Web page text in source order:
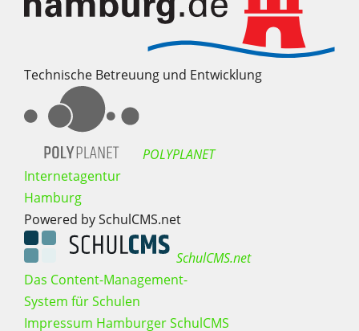
Technische Betreuung und Entwicklung
POLYPLANET
Internetagentur
Hamburg
Powered by SchulCMS.net
SchulCMS.net
Das Content-Management-
System für Schulen
Impressum Hamburger SchulCMS